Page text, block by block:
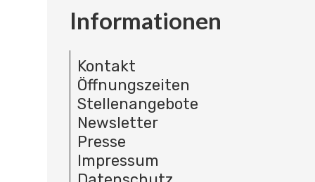
Informationen
Kontakt
Öffnungszeiten
Stellenangebote
Newsletter
Presse
Impressum